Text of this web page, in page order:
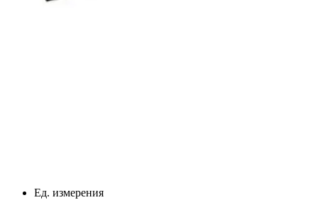
Ед. измерения